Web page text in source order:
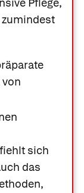
zumindest
sich
das